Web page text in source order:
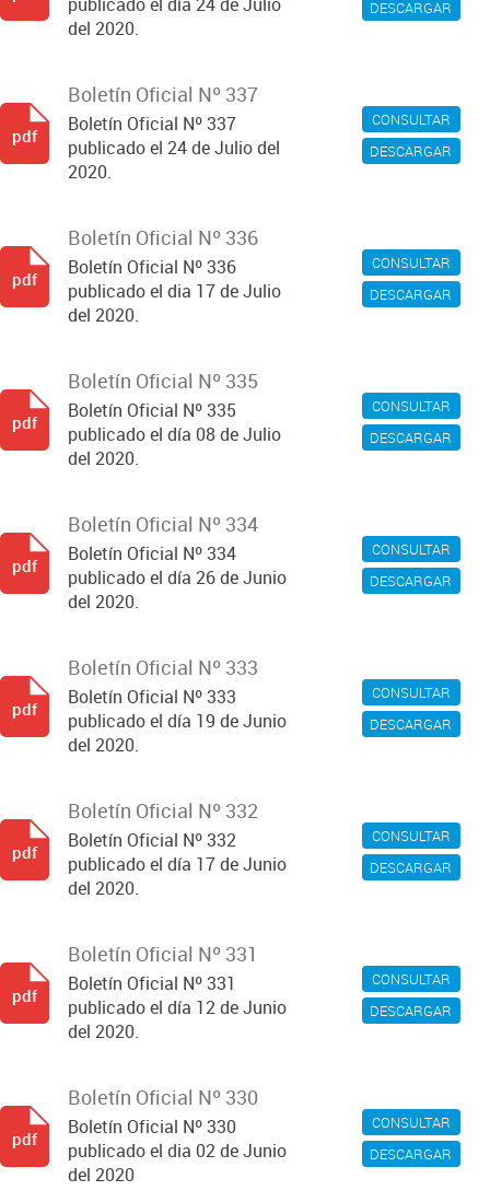
DESCARGAR
del 2020.
CONSULTAR
DESCARGAR
Boletín Oficial Nº 337
Boletín Oficial Nº 337
publicado el 24 de Julio del
2020.
pdf
CONSULTAR
DESCARGAR
Boletín Oficial Nº 336
Boletín Oficial Nº 336
publicado el dia 17 de Julio
del 2020.
pdf
CONSULTAR
DESCARGAR
Boletín Oficial Nº 335
Boletín Oficial Nº 335
publicado el día 08 de Julio
del 2020.
pdf
CONSULTAR
DESCARGAR
Boletín Oficial Nº 334
Boletín Oficial Nº 334
publicado el día 26 de Junio
del 2020.
pdf
CONSULTAR
DESCARGAR
Boletín Oficial Nº 333
Boletín Oficial Nº 333
publicado el día 19 de Junio
del 2020.
pdf
CONSULTAR
DESCARGAR
Boletín Oficial Nº 332
Boletín Oficial Nº 332
publicado el día 17 de Junio
del 2020.
pdf
CONSULTAR
DESCARGAR
Boletín Oficial Nº 331
Boletín Oficial Nº 331
publicado el día 12 de Junio
del 2020.
pdf
CONSULTAR
DESCARGAR
Boletín Oficial Nº 330
Boletín Oficial Nº 330
publicado el dia 02 de Junio
del 2020
pdf